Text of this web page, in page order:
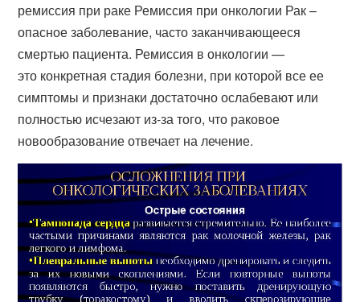
ремиссия при раке Ремиссия при онкологии Рак –
опасное заболевание, часто заканчивающееся
смертью пациента. Ремиссия в онкологии —
это конкретная стадия болезни, при которой все ее
симптомы и признаки достаточно ослабевают или
полностью исчезают из-за того, что раковое
новообразование отвечает на лечение.